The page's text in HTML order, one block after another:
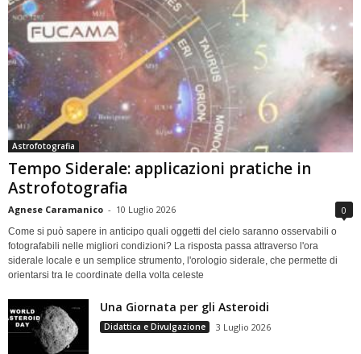
Astrofotografia
Tempo Siderale: applicazioni pratiche in
Astrofotografia
Agnese Caramanico - 10 Luglio 2026 0
Come si può sapere in anticipo quali oggetti del cielo saranno osservabili o
fotografabili nelle migliori condizioni? La risposta passa attraverso l'ora
siderale locale e un semplice strumento, l'orologio siderale, che permette di
orientarsi tra le coordinate della volta celeste
Una Giornata per gli Asteroidi
Didattica e Divulgazione 3 Luglio 2026